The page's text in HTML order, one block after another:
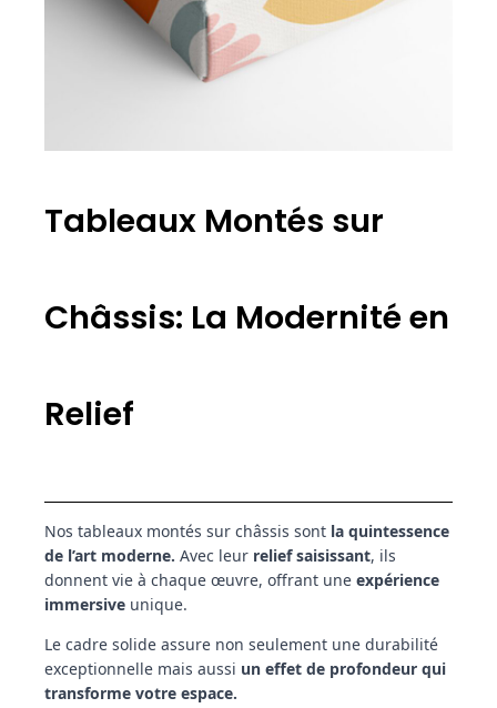
Tableaux Montés sur
Châssis: La Modernité en
Relief
Nos tableaux montés sur châssis sont la quintessence
de l’art moderne. Avec leur relief saisissant, ils
donnent vie à chaque œuvre, offrant une expérience
immersive unique.
Le cadre solide assure non seulement une durabilité
exceptionnelle mais aussi un effet de profondeur qui
transforme votre espace.